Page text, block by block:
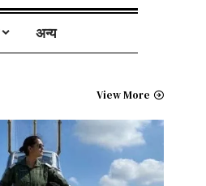
अन्य
View More